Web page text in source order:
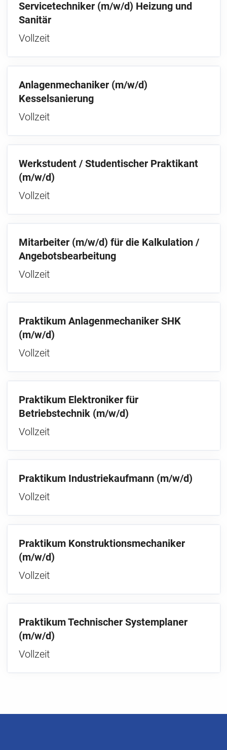
Servicetechniker (m/w/d) Heizung und
Sanitär
Vollzeit
Anlagenmechaniker (m/w/d)
Kesselsanierung
Vollzeit
Werkstudent / Studentischer Praktikant
(m/w/d)
Vollzeit
Mitarbeiter (m/w/d) für die Kalkulation /
Angebotsbearbeitung
Vollzeit
Praktikum Anlagenmechaniker SHK
(m/w/d)
Vollzeit
Praktikum Elektroniker für
Betriebstechnik (m/w/d)
Vollzeit
Praktikum Industriekaufmann (m/w/d)
Vollzeit
Praktikum Konstruktionsmechaniker
(m/w/d)
Vollzeit
Praktikum Technischer Systemplaner
(m/w/d)
Vollzeit